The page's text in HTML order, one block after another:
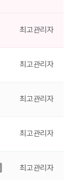
최고관리자
최고관리자
최고관리자
최고관리자
최고관리자